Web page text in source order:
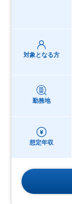
対象となる方
勤務地
想定年収